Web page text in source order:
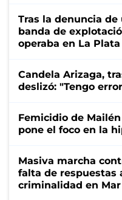
Tras la denuncia
banda de
operaba en La
Candela Arizaga,
deslizó: "Tengo
Femicidio de
pone el foco en la
Masiva marcha
falta de respuestas
criminalidad en